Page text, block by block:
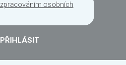
zpracováním osobních
PŘIHLÁSIT